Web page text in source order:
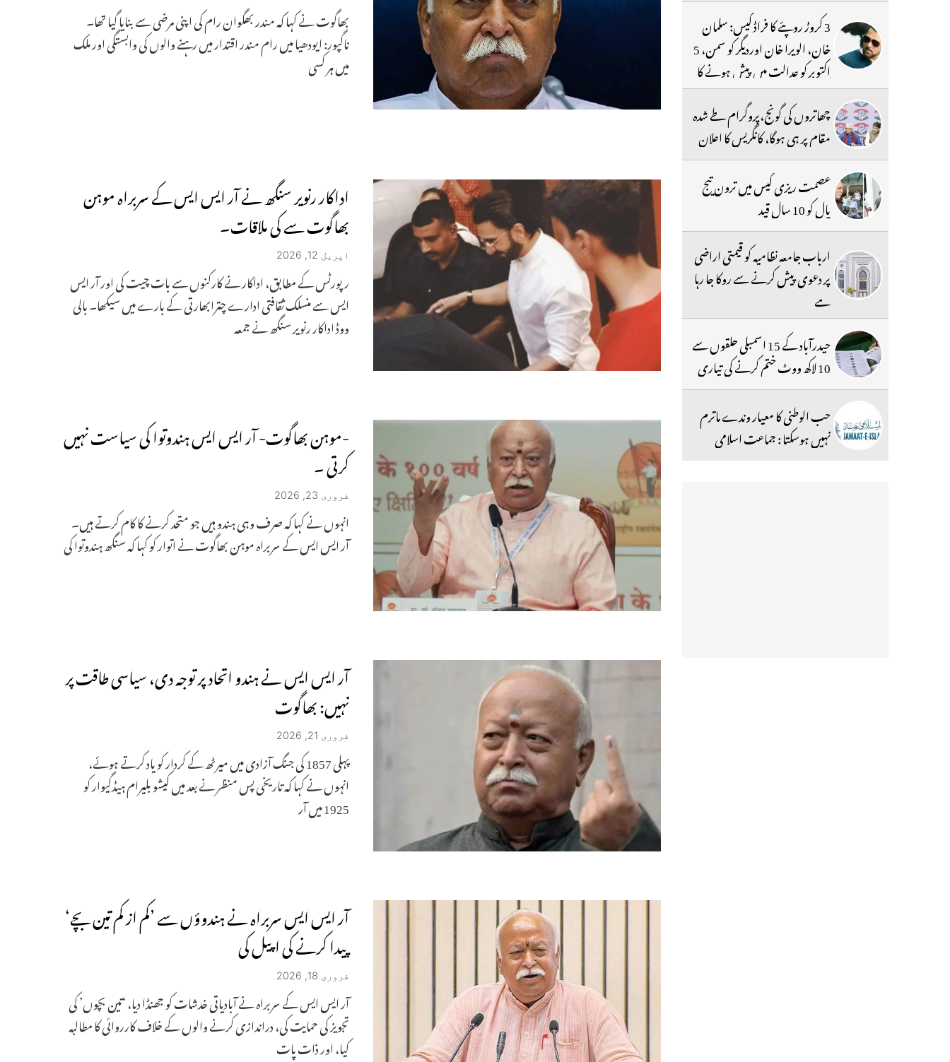
بھاگوت نے کہا کہ مندر بھگوان رام کی اپنی مرضی سے بنایا گیا تھا۔
ناگپور: ایودھیا میں رام مندر اقتدار میں رہنے والوں کی وابستگی اور ملک
میں ہر کسی
اداکار رنویر سنگھ نے آر ایس ایس کے سربراہ موہن
بھاگوت سے کی ملاقات۔
اپریل 12, 2026
رپورٹس کے مطابق، اداکار نے کارکنوں سے بات چیت کی اور آر ایس
ایس سے منسلک ثقافتی ادارے چترابھارتی کے بارے میں سیکھا۔ بالی
ووڈ اداکار رنویر سنگھ نے جمعہ
-موہن بھاگوت- آر ایس ایس ہندوتوا کی سیاست نہیں
کرتی ۔
فروری 23, 2026
انہوں نے کہا کہ صرف وہی ہندو ہیں جو متحد کرنے کا کام کرتے ہیں۔
آر ایس ایس کے سربراہ موہن بھاگوت نے اتوار کو کہا کہ سنگھ ہندوتوا کی
آر ایس ایس نے ہندو اتحاد پر توجہ دی، سیاسی طاقت پر
نہیں: بھاگوت
فروری 21, 2026
پہلی 1857 کی جنگ آزادی میں میرٹھ کے کردار کو یاد کرتے ہوئے،
انہوں نے کہا کہ تاریخی پس منظر نے بعد میں کیشو بلیرام ہیڈگیوار کو
1925 میں آر
آر ایس ایس سربراہ نے ہندوؤں سے ’کم از کم تین بچے‘
پیدا کرنے کی اپیل کی
فروری 18, 2026
آر ایس ایس کے سربراہ نے آبادیاتی خدشات کو جھنڈا دیا، ‘تین بچوں’ کی
تجویز کی حمایت کی، دراندازی کرنے والوں کے خلاف کارروائی کا مطالبہ
کیا، اور ذات پات
3 کروڑ روپئے کا فراڈ کیس: سلمان
خان، الویرا خان اوردیگر کو سمن، 5
اکتوبر کو عدالت میں پیش ہونے کا
حکم
چھاتروں کی گونج،پروگرام طے شدہ
مقام پر ہی ہوگا، کانگریس کا اعلان
عصمت ریزی کیس میں ترون تیج
پال کو 10 سال قید
ارباب جامعہ نظامیہ کو قیمتی اراضی
پر دعوی پیش کرنے سے روکا جا رہا
ہے
حیدرآباد کے 15 اسمبلی حلقوں سے
10 لاکھ ووٹ ختم کرنے کی تیاری
حب الوطنی کا معیار وندے ماترم
نہیں ہوسکتا : جماعت اسلامی